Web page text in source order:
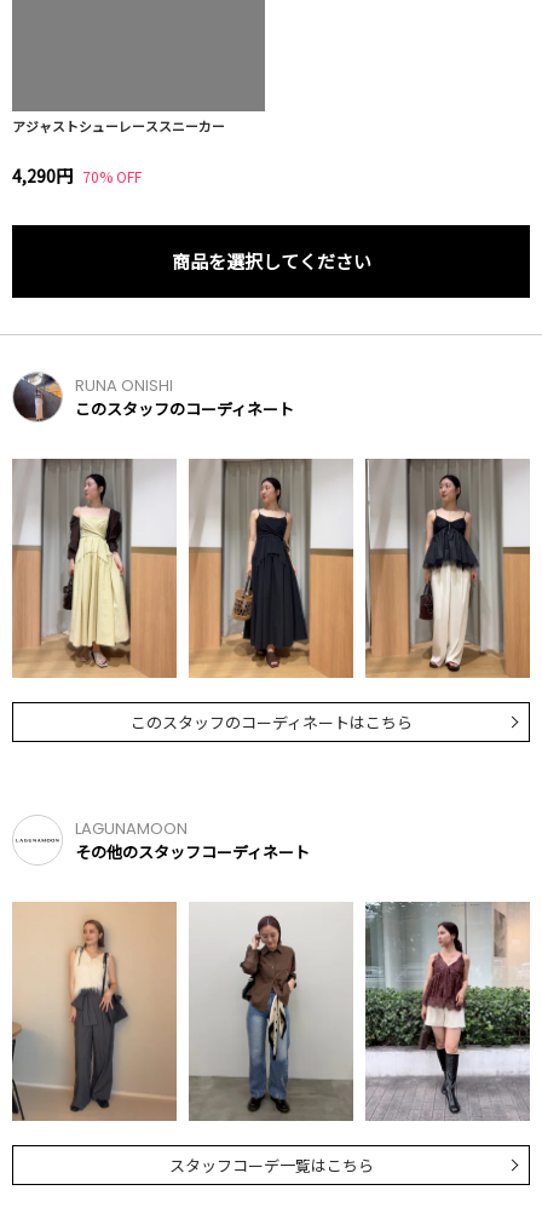
アジャストシューレーススニーカー
4,290円 70% OFF
商品を選択してください
RUNA ONISHI
このスタッフのコーディネート
このスタッフのコーディネートはこちら
LAGUNAMOON
その他のスタッフコーディネート
スタッフコーデ一覧はこちら